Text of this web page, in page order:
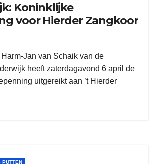
Koninklijke
voor Hierder Zangkoor
Jan van Schaik van de
heeft zaterdagavond 6 april de
uitgereikt aan ’t Hierder
PUTTEN